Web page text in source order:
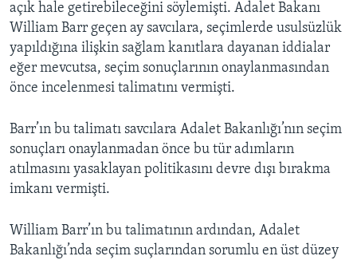
açık hale getirebileceğini söylemişti. Adalet Bakanı
William Barr geçen ay savcılara, seçimlerde usulsüzlük
yapıldığına ilişkin sağlam kanıtlara dayanan iddialar
eğer mevcutsa, seçim sonuçlarının onaylanmasından
önce incelenmesi talimatını vermişti.
Barr’ın bu talimatı savcılara Adalet Bakanlığı’nın seçim
sonuçları onaylanmadan önce bu tür adımların
atılmasını yasaklayan politikasını devre dışı bırakma
imkanı vermişti.
William Barr’ın bu talimatının ardından, Adalet
Bakanlığı’nda seçim suçlarından sorumlu en üst düzey